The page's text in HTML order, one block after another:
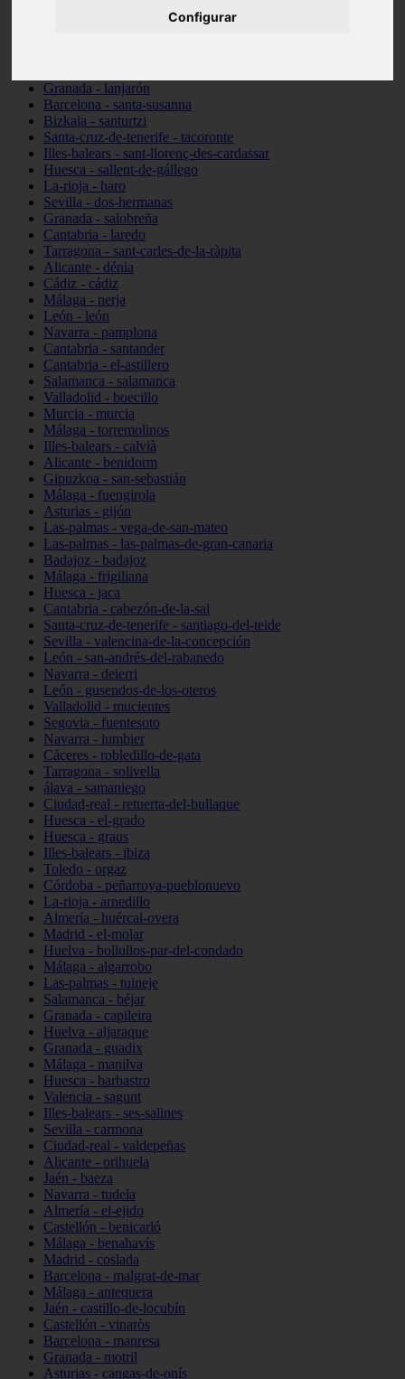
Configurar
Granada - lanjarón
Barcelona - santa-susanna
Bizkaia - santurtzi
Santa-cruz-de-tenerife - tacoronte
Illes-balears - sant-llorenç-des-cardassar
Huesca - sallent-de-gállego
La-rioja - haro
Sevilla - dos-hermanas
Granada - salobreña
Cantabria - laredo
Tarragona - sant-carles-de-la-ràpita
Alicante - dénia
Cádiz - cádiz
Málaga - nerja
León - león
Navarra - pamplona
Cantabria - santander
Cantabria - el-astillero
Salamanca - salamanca
Valladolid - boecillo
Murcia - murcia
Málaga - torremolinos
Illes-balears - calvià
Alicante - benidorm
Gipuzkoa - san-sebastián
Málaga - fuengirola
Asturias - gijón
Las-palmas - vega-de-san-mateo
Las-palmas - las-palmas-de-gran-canaria
Badajoz - badajoz
Málaga - frigiliana
Huesca - jaca
Cantabria - cabezón-de-la-sal
Santa-cruz-de-tenerife - santiago-del-teide
Sevilla - valencina-de-la-concepción
León - san-andrés-del-rabanedo
Navarra - deierri
León - gusendos-de-los-oteros
Valladolid - mucientes
Segovia - fuentesoto
Navarra - lumbier
Cáceres - robledillo-de-gata
Tarragona - solivella
álava - samaniego
Ciudad-real - retuerta-del-bullaque
Huesca - el-grado
Huesca - graus
Illes-balears - ibiza
Toledo - orgaz
Córdoba - peñarroya-pueblonuevo
La-rioja - arnedillo
Almería - huércal-overa
Madrid - el-molar
Huelva - bollullos-par-del-condado
Málaga - algarrobo
Las-palmas - tuineje
Salamanca - béjar
Granada - capileira
Huelva - aljaraque
Granada - guadix
Málaga - manilva
Huesca - barbastro
Valencia - sagunt
Illes-balears - ses-salines
Sevilla - carmona
Ciudad-real - valdepeñas
Alicante - orihuela
Jaén - baeza
Navarra - tudela
Almería - el-ejido
Castellón - benicarló
Málaga - benahavís
Madrid - coslada
Barcelona - malgrat-de-mar
Málaga - antequera
Jaén - castillo-de-locubín
Castellón - vinaròs
Barcelona - manresa
Granada - motril
Asturias - cangas-de-onís